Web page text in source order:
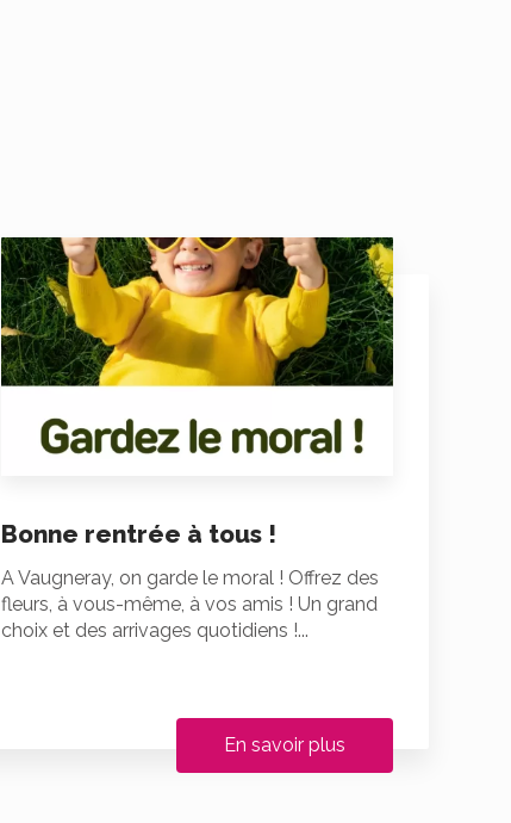
Bonne rentrée à tous !
A Vaugneray, on garde le moral ! Offrez des
fleurs, à vous-même, à vos amis ! Un grand
choix et des arrivages quotidiens !...
En savoir plus